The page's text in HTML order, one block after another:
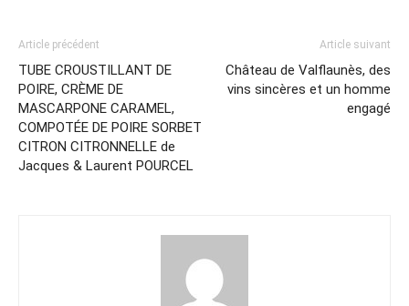
Article précédent
TUBE CROUSTILLANT DE
POIRE, CRÈME DE
MASCARPONE CARAMEL,
COMPOTÉE DE POIRE SORBET
CITRON CITRONNELLE de
Jacques & Laurent POURCEL
Article suivant
Château de Valflaunès, des
vins sincères et un homme
engagé